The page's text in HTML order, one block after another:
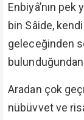
Enbiyâ’nın
bin Sâide,
geleceğinden
Aradan çok
nübüvvet ve